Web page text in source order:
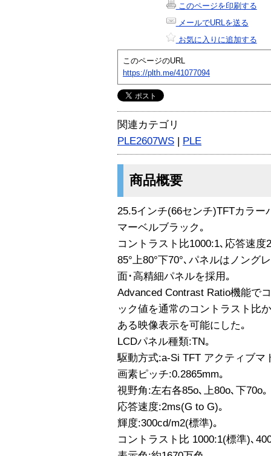
このページを印刷する
メールでURLを送る
お気に入りに追加する
このページのURL
https://plth.me/41077094
関連カテゴリ
PLE2607WS | PLE
商品概要
25.5インチ(66センチ)TFTカラー
マーベルブラック｡
コントラスト比1000:1､応答速
85°上80°下70°､パネルはノング
面･高精細パネルを採用｡
Advanced Contrast Ratio機能で
ック値を通常のコントラスト比
ある映像表示を可能にした｡
LCDパネル種類:TN｡
駆動方式:a-Si TFT アクティブマ
画素ピッチ:0.2865mm｡
視野角:左右各85o､上80o､下70o｡
応答速度:2ms(G to G)｡
輝度:300cd/m2(標準)｡
コントラスト比 1000:1(標準)､